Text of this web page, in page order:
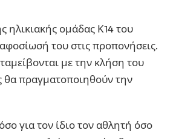
ηλικιακής ομάδας Κ14 του
του στις προπονήσεις.
με την κλήση του
θα πραγματοποιηθούν την
για τον ίδιο τον αθλητή όσο